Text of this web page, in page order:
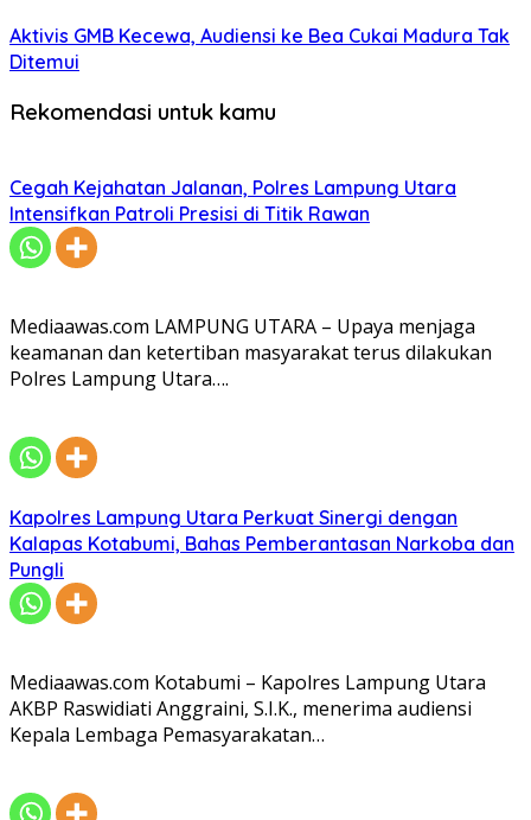
Aktivis GMB Kecewa, Audiensi ke Bea Cukai Madura Tak
Ditemui
Rekomendasi untuk kamu
Cegah Kejahatan Jalanan, Polres Lampung Utara
Intensifkan Patroli Presisi di Titik Rawan
Mediaawas.com LAMPUNG UTARA – Upaya menjaga
keamanan dan ketertiban masyarakat terus dilakukan
Polres Lampung Utara….
Kapolres Lampung Utara Perkuat Sinergi dengan
Kalapas Kotabumi, Bahas Pemberantasan Narkoba dan
Pungli
Mediaawas.com Kotabumi – Kapolres Lampung Utara
AKBP Raswidiati Anggraini, S.I.K., menerima audiensi
Kepala Lembaga Pemasyarakatan…